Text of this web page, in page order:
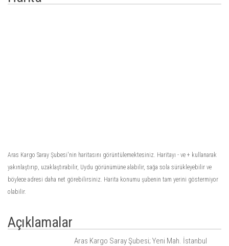
Aras Kargo Saray Şubesi'nin haritasını görüntülemektesiniz. Haritayı - ve + kullanarak
yakınlaştırıp, uzaklaştırabilir, Uydu görünümüne alabilir, sağa sola sürükleyebilir ve
böylece adresi daha net görebilirsiniz. Harita konumu şubenin tam yerini göstermiyor
olabilir.
Açıklamalar
Aras Kargo Saray Şubesi; Yeni Mah. İstanbul